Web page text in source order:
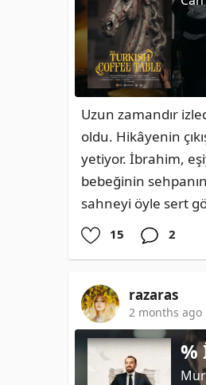
Uzun zamandır
oldu. Hikâyenin
yetiyor. İbrahim,
bebeğinin
sahneyi öyle sert
15 2
razaras
2 months ago
%